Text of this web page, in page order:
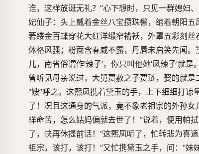
谁，这样放诞无礼？”心下想时，只见一群媳妇
妃仙子：头上戴着金丝八宝攒珠髻，绾着朝阳
著缕金百蝶穿花大红洋缎窄褙袄，外罩五彩刻
体格风骚；粉面含春威不露，丹唇未启笑先闻
儿，南省俗谓作‘辣子’，你只叫他她‘凤辣子’就
曾听见母亲说过，大舅贾赦之子贾琏，娶的就
“嫂”呼之。这熙凤携着黛玉的手，上下细细打
了！况且这通身的气派，竟不象老祖宗的外孙
样命苦，怎么姑妈偏就去世了！”说着，便用帕
了，快再休提前话！”这熙凤听了，忙转悲为喜
祖宗。该打，该打！”又忙携黛玉之手，问：“